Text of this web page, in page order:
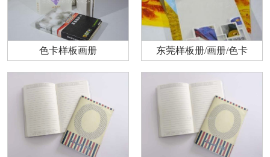
色卡样板画册 东莞样板册/画册/色卡